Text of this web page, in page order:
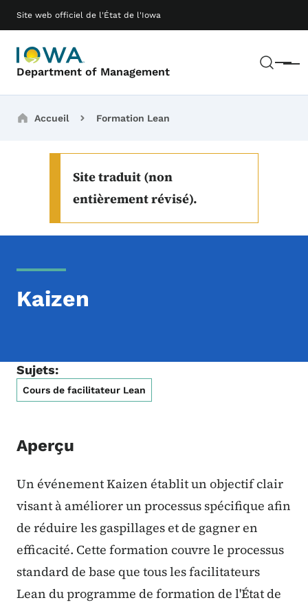
Passer au contenu principal
Site web officiel de l'État de l'Iowa
Department of Management Menu
Main navigation
Breadcrumbs
Accueil Formation Lean
Site traduit (non
entièrement révisé).
Kaizen
Sujets:
Cours de facilitateur Lean
Aperçu
Un événement Kaizen établit un objectif clair
visant à améliorer un processus spécifique afin
de réduire les gaspillages et de gagner en
efficacité. Cette formation couvre le processus
standard de base que tous les facilitateurs
Lean du programme de formation de l'État de